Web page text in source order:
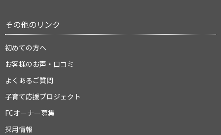
その他のリンク
初めての方へ
お客様のお声・口コミ
よくあるご質問
子育て応援プロジェクト
FCオーナー募集
採用情報